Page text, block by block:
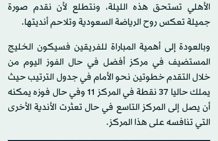
الأهلي تستحق هذه الليلة، ونتطلع لأن نقدم صورة
جميلة تعكس روح الرياضة السعودية وتلاحم أنديتها.
وبالعودة إلى أهمية المباراة للفريقين فسيكون الخليج
المستضيف في مركز أفضل في حال الفوز اليوم من
خلال التقدم خطوتين نحو الأمام في جدول الترتيب حيث
يملك حاليا 37 نقطة في المركز 11 وفي حال فوزه يمكنه
أن يصل إلى المركز التاسع في حال تعثرت الأندية الأخرى
التي تنافسه على هذا المركز.